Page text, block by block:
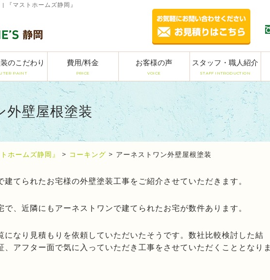
『マストホームズ静岡』
のこだわり
PAINT
費用/料金
PRICE
お客様の声
VOICE
スタッフ・職人紹介
STAFF INTRODUCTION
外壁屋根塗装
ホームズ静岡』 > コーキング > アーネストワン外壁屋根塗装
てられたお宅様の外壁塗装工事をご紹介させていただきます。
、近隣にもアーネストワンで建てられたお宅が数件あります。
になり見積もりを依頼していただいたそうです。数社比較検討した結
、アフター面で気に入っていただき工事をさせていただくこととなりま